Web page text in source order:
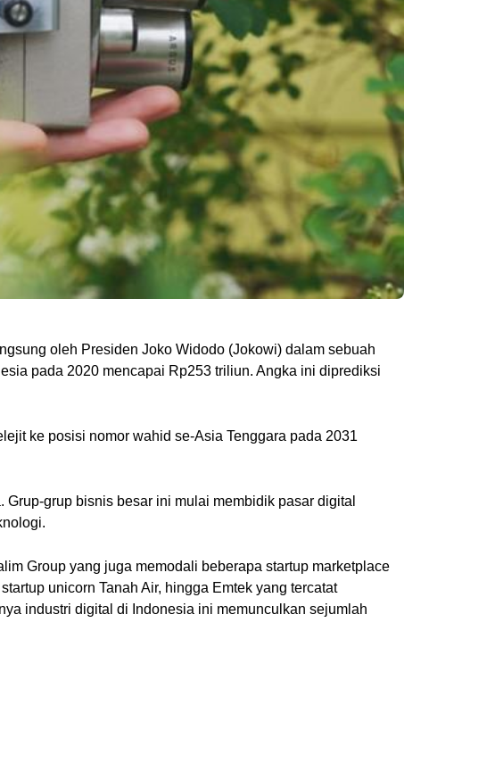
oleh Presiden Joko Widodo (Jokowi) dalam sebuah
pada 2020 mencapai Rp253 triliun. Angka ini diprediksi
ke posisi nomor wahid se-Asia Tenggara pada 2031
grup bisnis besar ini mulai membidik pasar digital
Group yang juga memodali beberapa startup marketplace
unicorn Tanah Air, hingga Emtek yang tercatat
industri digital di Indonesia ini memunculkan sejumlah